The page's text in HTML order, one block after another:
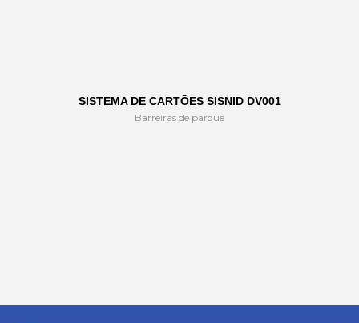
SISTEMA DE CARTÕES SISNID DV001
Barreiras de parque